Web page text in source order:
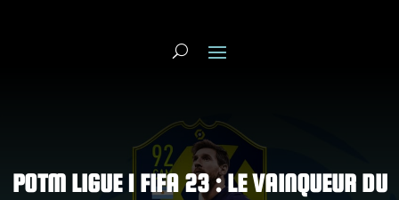
POTM LIGUE 1 FIFA 23 : LE VAINQUEUR DU